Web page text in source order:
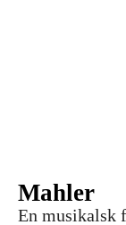
Mahler
En musikalsk